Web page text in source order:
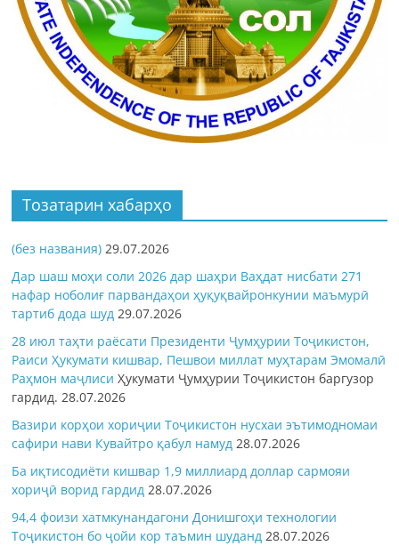
Тозатарин хабарҳо
(без названия) 29.07.2026
Дар шаш моҳи соли 2026 дар шаҳри Ваҳдат нисбати 271
нафар ноболиғ парвандаҳои ҳуқуқвайронкунии маъмурӣ
тартиб дода шуд 29.07.2026
28 июл таҳти раёсати Президенти Ҷумҳурии Тоҷикистон,
Раиси Ҳукумати кишвар, Пешвои миллат муҳтарам Эмомалӣ
Раҳмон маҷлисиҲукумати Ҷумҳурии Тоҷикистон баргузор
гардид.28.07.2026
Вазири корҳои хориҷии Тоҷикистон нусхаи эътимодномаи
сафири нави Кувайтро қабул намуд 28.07.2026
Ба иқтисодиёти кишвар 1,9 миллиард доллар сармояи
хориҷӣ ворид гардид 28.07.2026
94,4 фоизи хатмкунандагони Донишгоҳи технологии
Тоҷикистон бо ҷойи кор таъмин шуданд 28.07.2026